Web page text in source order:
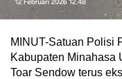
MINUT-Satuan Polisi
Kabupaten Minahasa
Toar Sendow terus